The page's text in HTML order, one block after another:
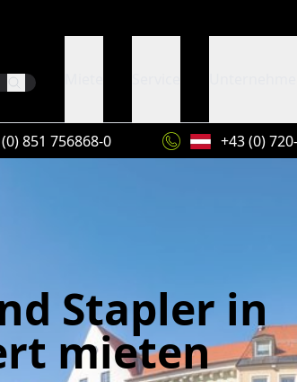
851 756868-0 +43 (0)
Stapler in
mieten